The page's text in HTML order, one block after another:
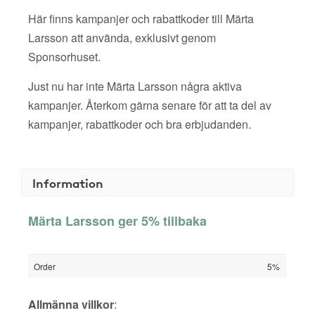
Här finns kampanjer och rabattkoder till Märta
Larsson att använda, exklusivt genom
Sponsorhuset.
Just nu har inte Märta Larsson några aktiva
kampanjer. Återkom gärna senare för att ta del av
kampanjer, rabattkoder och bra erbjudanden.
Information
Märta Larsson ger 5% tillbaka
Order 5%
Allmänna villkor: